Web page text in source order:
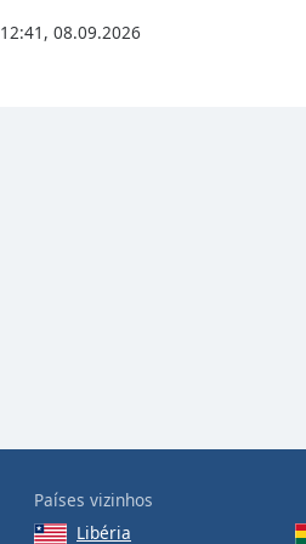
12:41 , 08.09.2026
Países vizinhos
Libéria